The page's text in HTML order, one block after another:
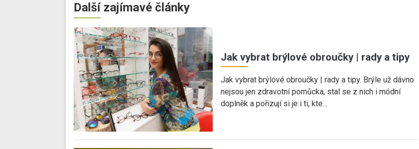
Další zajímavé články
Jak vybrat brýlové obroučky | rady a tipy
Jak vybrat brýlové obroučky | rady a tipy. Brýle už dávno
nejsou jen zdravotní pomůcka, stal se z nich i módní
doplněk a pořizují si je i ti, kte…